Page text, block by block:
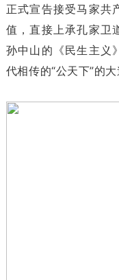
正式宣告接受马家共
值，直接上承孔家卫
孙中山的《民生主义
代相传的“公天下”的大